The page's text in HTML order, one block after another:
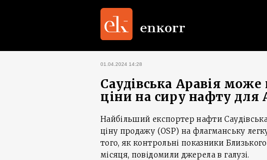
01.04.2024 14:28
Саудівська Аравія
ціни на сиру нафту для
Найбільший експортер нафти
ціну продажу (OSP) на флагманську
того, як контрольні показники
місяця, повідомили джерела в галузі.